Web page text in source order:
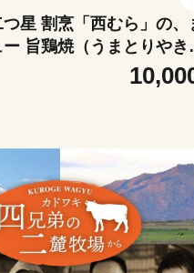
つ星 割烹「西むら」の、
旨鶏焼（うまとりやき
モ肉（国産）600g（
肉 小分け パック 味付け